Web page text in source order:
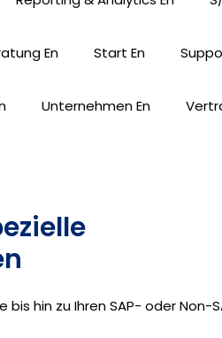
En Start En
Unternehmen En
hin zu Ihren SAP- oder Non-